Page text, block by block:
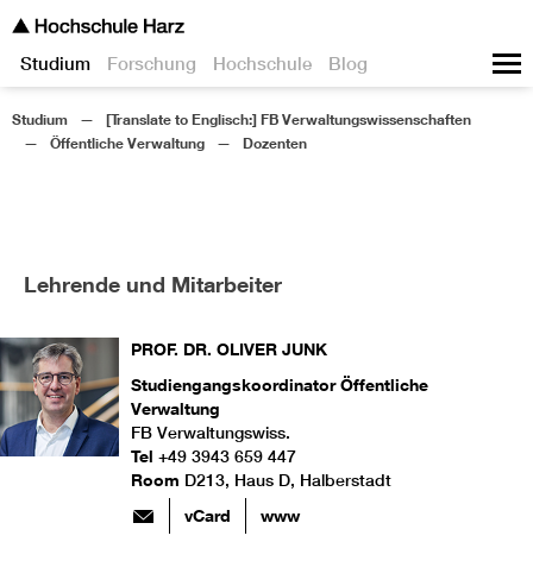
Studium Forschung Hochschule Blog
Studium
[Translate to Englisch:] FB Verwaltungswissenschaften
Öffentliche Verwaltung
Dozenten
Lehrende und Mitarbeiter
PROF. DR. OLIVER JUNK
Studiengangskoordinator Öffentliche
Verwaltung
FB Verwaltungswiss.
Tel +49 3943 659 447
Room D213, Haus D, Halberstadt
vCard www